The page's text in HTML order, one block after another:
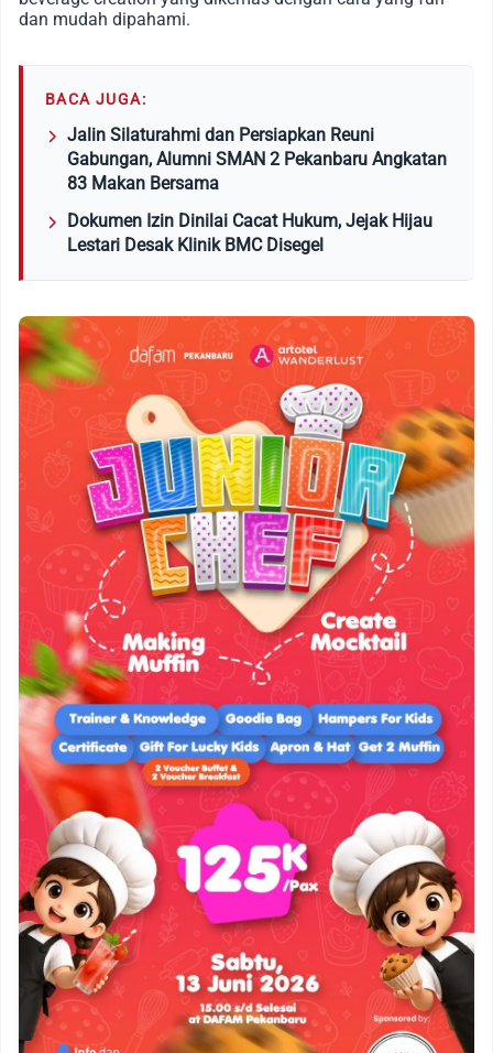
dan mudah dipahami.
BACA JUGA:
Jalin Silaturahmi dan Persiapkan Reuni
Gabungan, Alumni SMAN 2 Pekanbaru Angkatan
83 Makan Bersama
Dokumen Izin Dinilai Cacat Hukum, Jejak Hijau
Lestari Desak Klinik BMC Disegel